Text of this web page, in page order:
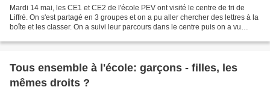
Mardi 14 mai, les CE1 et CE2 de l'école PEV ont visité le centre de tri de
Liffré. On s'est partagé en 3 groupes et on a pu aller chercher des lettres à la
boîte et les classer. On a suivi leur parcours dans le centre puis on a vu
Tous ensemble à l'école: garçons - filles, les
mêmes droits ?